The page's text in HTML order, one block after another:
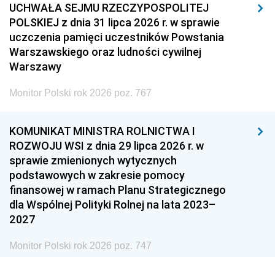
UCHWAŁA SEJMU RZECZYPOSPOLITEJ
POLSKIEJ z dnia 31 lipca 2026 r. w sprawie
uczczenia pamięci uczestników Powstania
Warszawskiego oraz ludności cywilnej
Warszawy
Monitor Polski rok 2026 poz. 767
KOMUNIKAT MINISTRA ROLNICTWA I
ROZWOJU WSI z dnia 29 lipca 2026 r. w
sprawie zmienionych wytycznych
podstawowych w zakresie pomocy
finansowej w ramach Planu Strategicznego
dla Wspólnej Polityki Rolnej na lata 2023–
2027
Monitor Polski rok 2026 poz. 747